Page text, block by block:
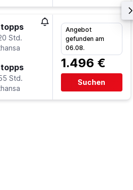
Std.
Std.
Angebot
gefunden am
06.08.
1.496 €
Suchen